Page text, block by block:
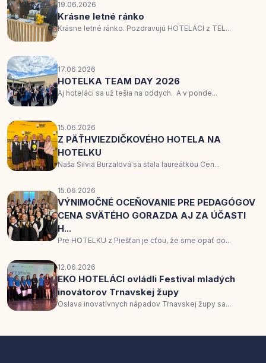
19.06.2026
Krásne letné ránko
Krásne letné ránko. Pozdravujú HOTELÁCI z TEL...
17.06.2026
HOTELKA TEAM DAY 2026
Aj hoteláci sa už tešia na oddych. A v ponde...
15.06.2026
Z PÄŤHVIEZDIČKOVÉHO HOTELA NA
HOTELKU
Naša Silvia Burzalová sa stala laureátkou Cen...
15.06.2026
VÝNIMOČNÉ OCEŇOVANIE PRE PEDAGÓGOV
CENA SVÄTÉHO GORAZDA AJ ZA ÚČASTI
H...
Pre HOTELKU z Piešťan je cťou, že sme opäť do...
12.06.2026
EKO HOTELÁCI ovládli Festival mladých
inovátorov Trnavskej župy
Oslava inovatívnych nápadov Trnavskej župy sa...